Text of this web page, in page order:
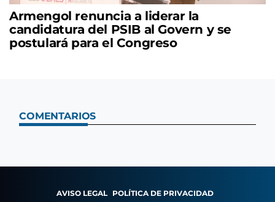
Armengol renuncia a liderar la
candidatura del PSIB al Govern y se
postulará para el Congreso
COMENTARIOS
AVISO LEGAL POLÍTICA DE PRIVACIDAD